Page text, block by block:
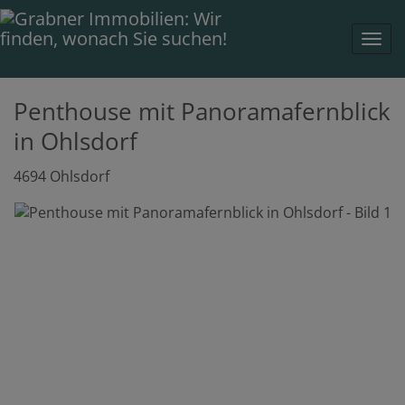
Penthouse mit Panoramafernblick
in Ohlsdorf
4694 Ohlsdorf